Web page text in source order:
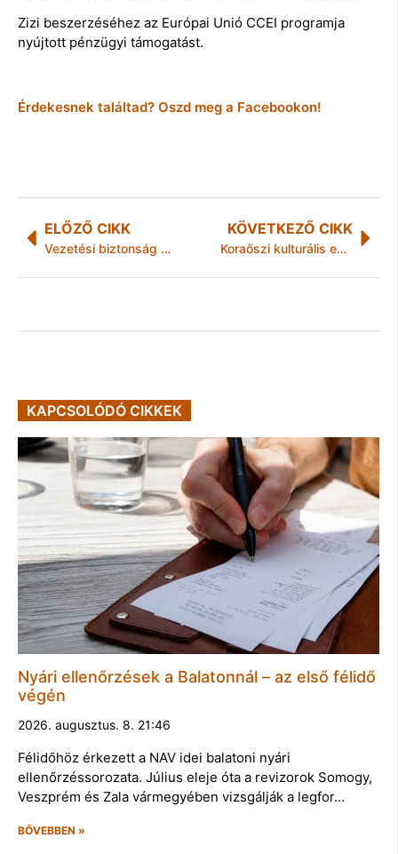
Zizi beszerzéséhez az Európai Unió CCEI programja
nyújtott pénzügyi támogatást.
Érdekesnek találtad? Oszd meg a Facebookon!
ELŐZŐ CIKK
Vezetési biztonság és napszemüveg: mit mutatnak a legújabb kutatások?
KÖVETKEZŐ CIKK
Koraőszi kulturális események: hogyan öltözzünk fel?
KAPCSOLÓDÓ CIKKEK
Nyári ellenőrzések a Balatonnál – az első félidő
végén
2026. augusztus. 8. 21:46
Félidőhöz érkezett a NAV idei balatoni nyári
ellenőrzéssorozata. Július eleje óta a revizorok Somogy,
Veszprém és Zala vármegyében vizsgálják a legfor…
BŐVEBBEN »